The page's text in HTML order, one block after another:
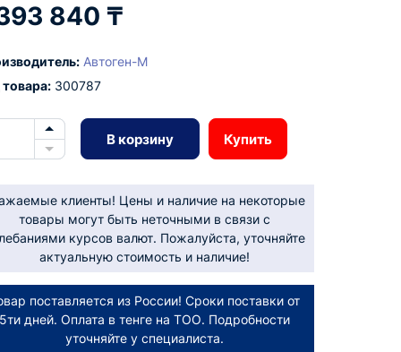
840 ₸
Автоген-М
300787
В корзину Купить
клиенты! Цены и наличие на некоторые
товары могут быть неточными в связи с
курсов валют. Пожалуйста, уточняйте
актуальную стоимость и наличие!
поставляется из России! Сроки поставки от
5ти дней. Оплата в тенге на ТОО. Подробности
уточняйте у специалиста.